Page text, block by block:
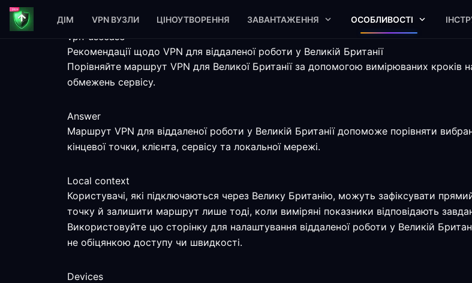
ДІМ VPN ВУЗЛИ ЦІНОУТВОРЕННЯ ЗАВАНТАЖЕННЯ ОСОБЛИВОСТІ
vpn-usecase
Рекомендації щодо VPN для віддаленої роботи у Великій Британії
Порівняйте маршрут VPN для Великої Британії за допомогою вимірюваних кроків
обмежень сервісу.
Answer
Маршрут VPN для віддаленої роботи у Великій Британії допоможе порівняти
кінцевої точки, клієнта, сервісу та локальної мережі.
Local context
Користувачі, які підключаються через Велику Британію, можуть зафіксувати
точку й залишити маршрут лише тоді, коли виміряні показники відповідають
Використовуйте цю сторінку для налаштування віддаленої роботи у Великій
не обіцянкою доступу чи швидкості.
Devices